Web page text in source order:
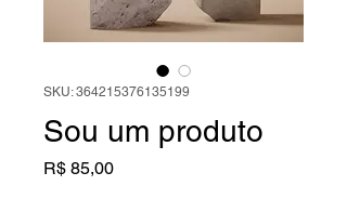
SKU: 364215376135199
Sou um produto
R$ 85,00Preço